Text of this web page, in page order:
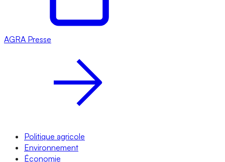
AGRA Presse
Politique agricole
Environnement
Économie